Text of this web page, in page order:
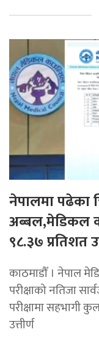
नेपालमा पढेका
अब्बल,मेडिकल
९८.३७ प्रतिशत
काठमाडौँ । नेपाल
परीक्षाको नतिजा
परीक्षामा सहभागी
उत्तीर्ण